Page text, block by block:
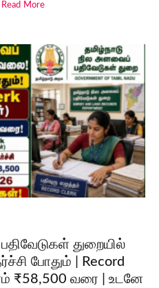
Read More
துறையில்
போதும் | Record
₹58,500 வரை | உடனே